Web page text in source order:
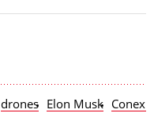
drones Elon Musk